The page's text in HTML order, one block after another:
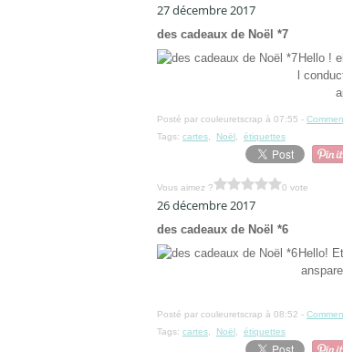
27 décembre 2017
des cadeaux de Noël *7
Hello !
l
Posté par couleuretscrap à 07:55 -
Tags: cartes Noël étiquettes
Vous aimez ? 0 vote
26 décembre 2017
des cadeaux de Noël *6
Hello!
Posté par couleuretscrap à 08:52 -
Tags: cartes Noël étiquettes